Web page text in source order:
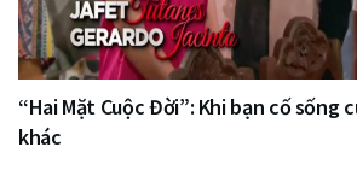
“Hai Mặt Cuộc Đời”: Khi bạn cố sống
khác